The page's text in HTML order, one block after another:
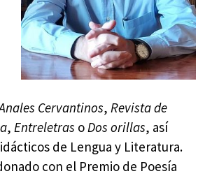
Cervantinos,Revista de
,Entreletras oDos orillas, así
de Lengua y Literatura.
con el Premio de Poesía